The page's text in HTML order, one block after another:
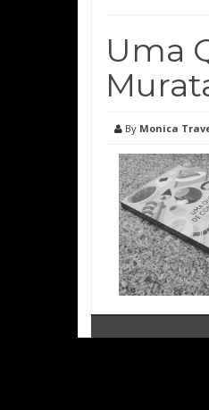
Uma
By Monica